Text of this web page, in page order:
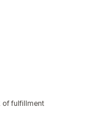
of fulfillment